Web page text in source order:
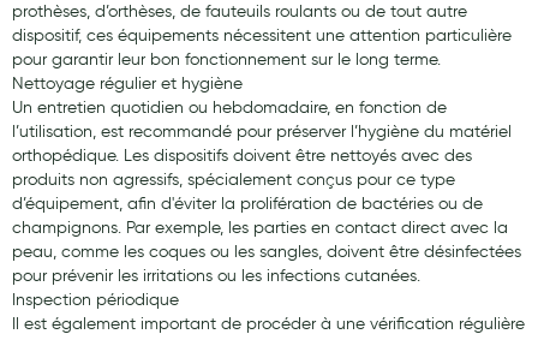
prothèses, d’orthèses, de fauteuils roulants ou de tout autre
dispositif, ces équipements nécessitent une attention particulière
pour garantir leur bon fonctionnement sur le long terme.
Nettoyage régulier et hygiène
Un entretien quotidien ou hebdomadaire, en fonction de
l’utilisation, est recommandé pour préserver l’hygiène du matériel
orthopédique. Les dispositifs doivent être nettoyés avec des
produits non agressifs, spécialement conçus pour ce type
d’équipement, afin d'éviter la prolifération de bactéries ou de
champignons. Par exemple, les parties en contact direct avec la
peau, comme les coques ou les sangles, doivent être désinfectées
pour prévenir les irritations ou les infections cutanées.
Inspection périodique
Il est également important de procéder à une vérification régulière